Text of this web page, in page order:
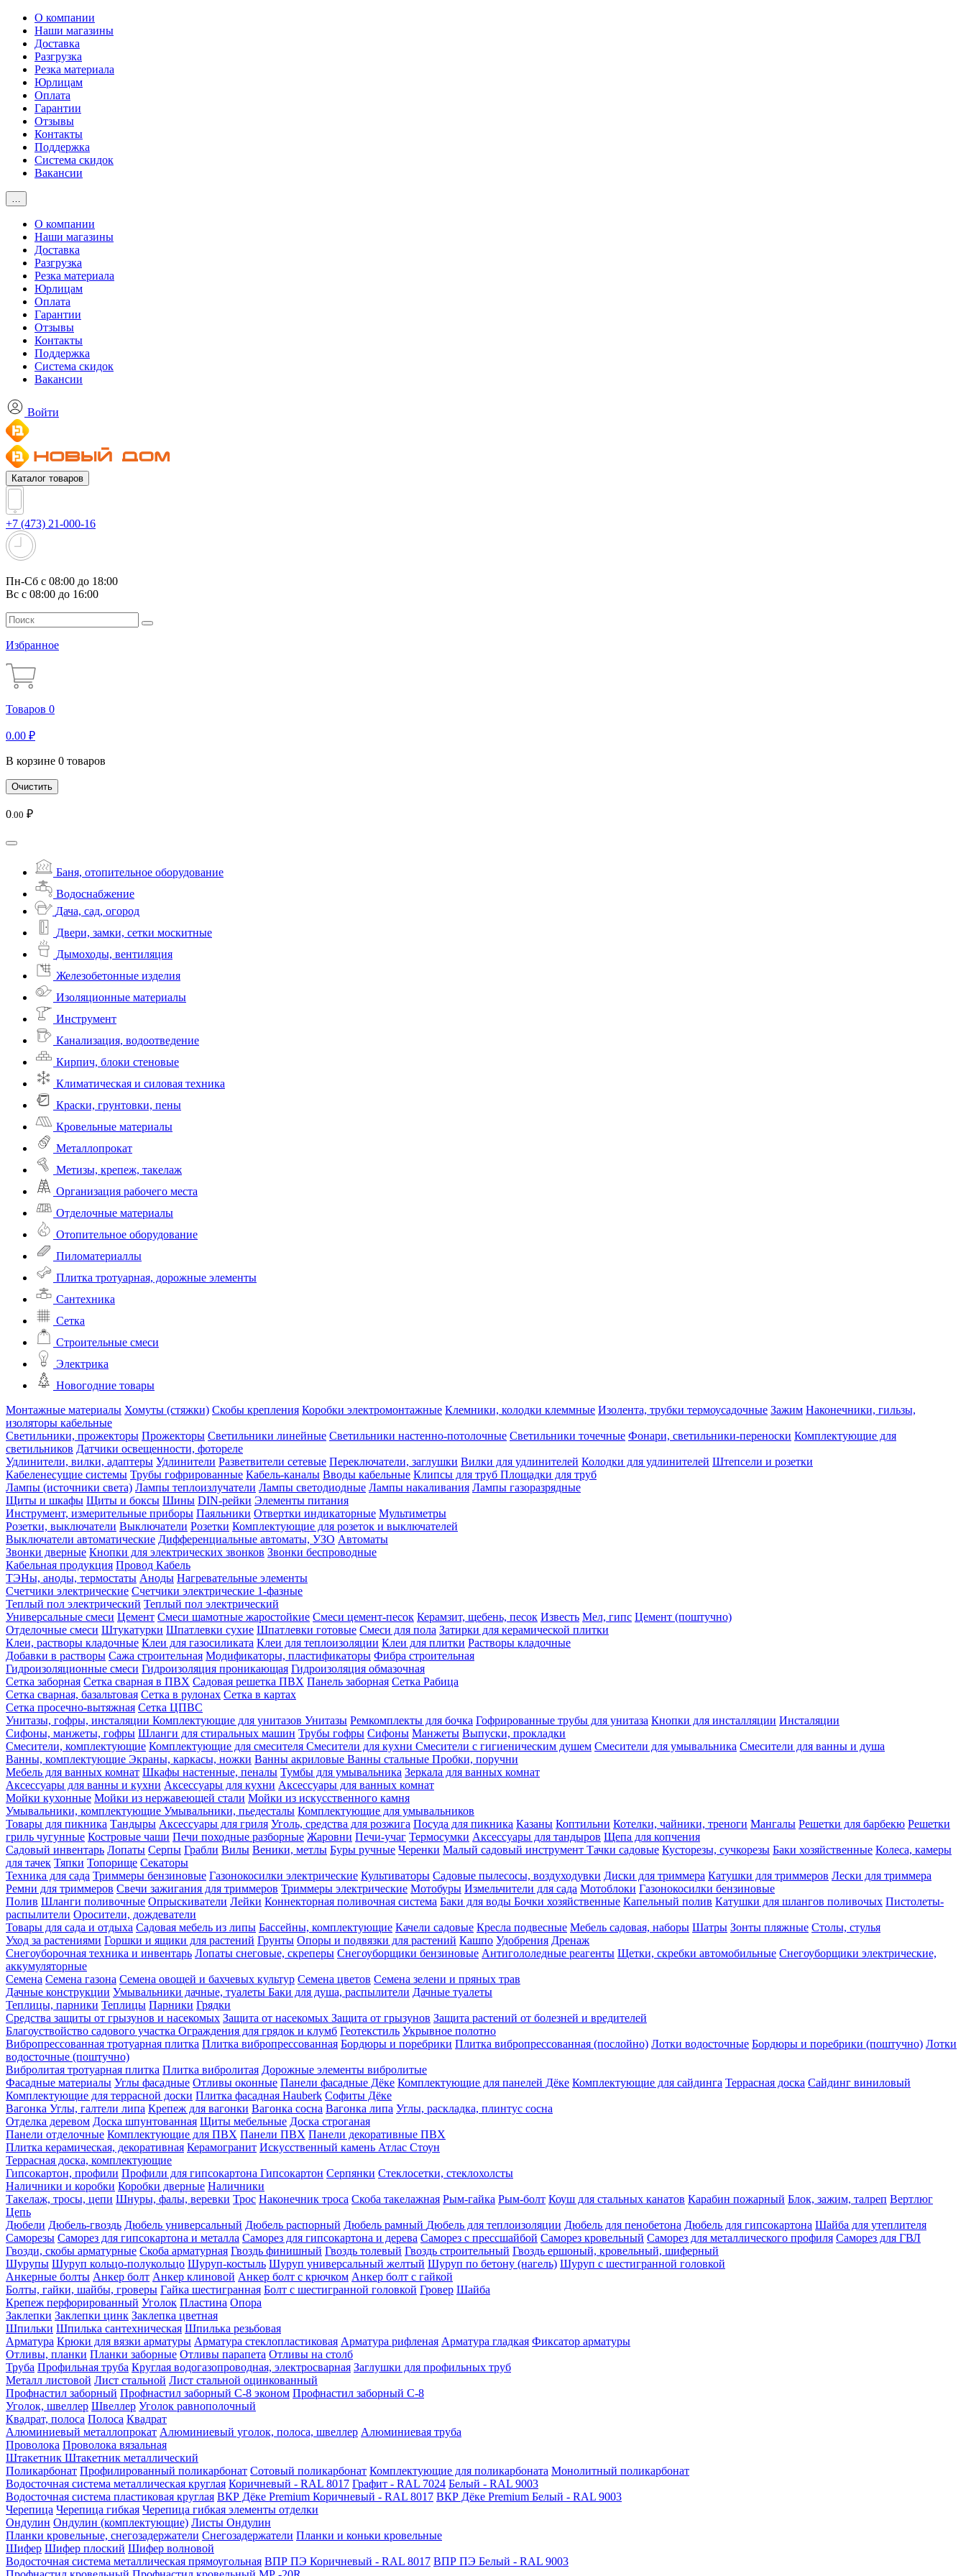
О компании
Наши магазины
Доставка
Разгрузка
Резка материала
Юрлицам
Оплата
Гарантии
Отзывы
Контакты
Поддержка
Система скидок
Вакансии
…
О компании
Наши магазины
Доставка
Разгрузка
Резка материала
Юрлицам
Оплата
Гарантии
Отзывы
Контакты
Поддержка
Система скидок
Вакансии
Войти
Каталог товаров
+7 (473) 21-000-16
Пн-Сб с 08:00 до 18:00
Вс с 08:00 до 16:00
Избранное
Товаров 0
0.00 ₽
В корзине 0 товаров
Очистить
0 .00 ₽
Баня, отопительное оборудование
Водоснабжение
Дача, сад, огород
Двери, замки, сетки москитные
Дымоходы, вентиляция
Железобетонные изделия
Изоляционные материалы
Инструмент
Канализация, водоотведение
Кирпич, блоки стеновые
Климатическая и силовая техника
Краски, грунтовки, пены
Кровельные материалы
Металлопрокат
Метизы, крепеж, такелаж
Организация рабочего места
Отделочные материалы
Отопительное оборудование
Пиломатериаллы
Плитка тротуарная, дорожные элементы
Сантехника
Сетка
Строительные смеси
Электрика
Новогодние товары
Монтажные материалы Хомуты (стяжки) Скобы крепления Коробки электромонтажные Клемники, колодки клеммные Изолента, трубки термоусадочные Зажим Наконечники, гильзы,
изоляторы кабельные
Светильники, прожекторы Прожекторы Светильники линейные Светильники настенно-потолочные Светильники точечные Фонари, светильники-переноски Комплектующие для
светильников Датчики освещенности, фотореле
Удлинители, вилки, адаптеры Удлинители Разветвители сетевые Переключатели, заглушки Вилки для удлинителей Колодки для удлинителей Штепсели и розетки
Кабеленесущие системы Трубы гофрированные Кабель-каналы Вводы кабельные Клипсы для труб Площадки для труб
Лампы (источники света) Лампы теплоизлучатели Лампы светодиодные Лампы накаливания Лампы газоразрядные
Щиты и шкафы Щиты и боксы Шины DIN-рейки Элементы питания
Инструмент, измерительные приборы Паяльники Отвертки индикаторные Мультиметры
Розетки, выключатели Выключатели Розетки Комплектующие для розеток и выключателей
Выключатели автоматические Дифференциальные автоматы, УЗО Автоматы
Звонки дверные Кнопки для электрических звонков Звонки беспроводные
Кабельная продукция Провод Кабель
ТЭНы, аноды, термостаты Аноды Нагревательные элементы
Счетчики электрические Счетчики электрические 1-фазные
Теплый пол электрический Теплый пол электрический
Универсальные смеси Цемент Смеси шамотные жаростойкие Смеси цемент-песок Керамзит, щебень, песок Известь Мел, гипс Цемент (поштучно)
Отделочные смеси Штукатурки Шпатлевки сухие Шпатлевки готовые Смеси для пола Затирки для керамической плитки
Клеи, растворы кладочные Клеи для газосиликата Клеи для теплоизоляции Клеи для плитки Растворы кладочные
Добавки в растворы Сажа строительная Модификаторы, пластификаторы Фибра строительная
Гидроизоляционные смеси Гидроизоляция проникающая Гидроизоляция обмазочная
Сетка заборная Сетка сварная в ПВХ Садовая решетка ПВХ Панель заборная Сетка Рабица
Сетка сварная, базальтовая Сетка в рулонах Сетка в картах
Сетка просечно-вытяжная Сетка ЦПВС
Унитазы, гофры, инсталяции Комплектующие для унитазов Унитазы Ремкомплекты для бочка Гофрированные трубы для унитаза Кнопки для инсталляции Инсталяции
Сифоны, манжеты, гофры Шланги для стиральных машин Трубы гофры Сифоны Манжеты Выпуски, прокладки
Смесители, комплектующие Комплектующие для смесителя Смесители для кухни Смесители с гигиеническим душем Смесители для умывальника Смесители для ванны и душа
Ванны, комплектующие Экраны, каркасы, ножки Ванны акриловые Ванны стальные Пробки, поручни
Мебель для ванных комнат Шкафы настенные, пеналы Тумбы для умывальника Зеркала для ванных комнат
Аксессуары для ванны и кухни Аксессуары для кухни Аксессуары для ванных комнат
Мойки кухонные Мойки из нержавеющей стали Мойки из искусственного камня
Умывальники, комплектующие Умывальники, пьедесталы Комплектующие для умывальников
Товары для пикника Тандыры Аксессуары для гриля Уголь, средства для розжига Посуда для пикника Казаны Коптильни Котелки, чайники, треноги Мангалы Решетки для барбекю Решетки
гриль чугунные Костровые чаши Печи походные разборные Жаровни Печи-учаг Термосумки Аксессуары для тандыров Щепа для копчения
Садовый инвентарь Лопаты Серпы Грабли Вилы Веники, метлы Буры ручные Черенки Малый садовый инструмент Тачки садовые Кусторезы, сучкорезы Баки хозяйственные Колеса, камеры
для тачек Тяпки Топорище Секаторы
Техника для сада Триммеры бензиновые Газонокосилки электрические Культиваторы Садовые пылесосы, воздуходувки Диски для триммера Катушки для триммеров Лески для триммера
Ремни для триммеров Свечи зажигания для триммеров Триммеры электрические Мотобуры Измельчители для сада Мотоблоки Газонокосилки бензиновые
Полив Шланги поливочные Опрыскиватели Лейки Коннекторная поливочная система Баки для воды Бочки хозяйственные Капельный полив Катушки для шлангов поливочых Пистолеты-
распылители Оросители, дождеватели
Товары для сада и отдыха Садовая мебель из липы Бассейны, комплектующие Качели садовые Кресла подвесные Мебель садовая, наборы Шатры Зонты пляжные Столы, стулья
Уход за растениями Горшки и ящики для растений Грунты Опоры и подвязки для растений Кашпо Удобрения Дренаж
Снегоуборочная техника и инвентарь Лопаты снеговые, скреперы Снегоуборщики бензиновые Антигололедные реагенты Щетки, скребки автомобильные Снегоуборщики электрические,
аккумуляторные
Семена Семена газона Семена овощей и бахчевых культур Семена цветов Семена зелени и пряных трав
Дачные конструкции Умывальники дачные, туалеты Баки для душа, распылители Дачные туалеты
Теплицы, парники Теплицы Парники Грядки
Средства защиты от грызунов и насекомых Защита от насекомых Защита от грызунов Защита растений от болезней и вредителей
Благоуствойство садового участка Ограждения для грядок и клумб Геотекстиль Укрывное полотно
Вибропрессованная тротуарная плитка Плитка вибропрессованная Бордюры и поребрики Плитка вибропрессованная (послойно) Лотки водосточные Бордюры и поребрики (поштучно) Лотки
водосточные (поштучно)
Вибролитая тротуарная плитка Плитка вибролитая Дорожные элементы вибролитые
Фасадные материалы Углы фасадные Отливы оконные Панели фасадные Дёке Комплектующие для панелей Дёке Комплектующие для сайдинга Террасная доска Сайдинг виниловый
Комплектующие для террасной доски Плитка фасадная Hauberk Софиты Дёке
Вагонка Углы, галтели липа Крепеж для вагонки Вагонка сосна Вагонка липа Углы, раскладка, плинтус сосна
Отделка деревом Доска шпунтованная Щиты мебельные Доска строганая
Панели отделочные Комплектующие для ПВХ Панели ПВХ Панели декоративные ПВХ
Плитка керамическая, декоративная Керамогранит Искусственный камень Атлас Стоун
Террасная доска, комплектующие
Гипсокартон, профили Профили для гипсокартона Гипсокартон Серпянки Стеклосетки, стеклохолсты
Наличники и коробки Коробки дверные Наличники
Такелаж, тросы, цепи Шнуры, фалы, веревки Трос Наконечник троса Скоба такелажная Рым-гайка Рым-болт Коуш для стальных канатов Карабин пожарный Блок, зажим, талреп Вертлюг
Цепь
Дюбели Дюбель-гвоздь Дюбель универсальный Дюбель распорный Дюбель рамный Дюбель для теплоизоляции Дюбель для пенобетона Дюбель для гипсокартона Шайба для утеплителя
Саморезы Саморез для гипсокартона и металла Саморез для гипсокартона и дерева Саморез с прессшайбой Саморез кровельный Саморез для металлического профиля Саморез для ГВЛ
Гвозди, скобы арматурные Скоба арматурная Гвоздь финишный Гвоздь толевый Гвоздь строительный Гвоздь ершоный, кровельный, шиферный
Шурупы Шуруп кольцо-полукольцо Шуруп-костыль Шуруп универсальный желтый Шуруп по бетону (нагель) Шуруп с шестигранной головкой
Анкерные болты Анкер болт Анкер клиновой Анкер болт с крючком Анкер болт с гайкой
Болты, гайки, шайбы, гроверы Гайка шестигранная Болт c шестигранной головкой Гровер Шайба
Крепеж перфорированный Уголок Пластина Опора
Заклепки Заклепки цинк Заклепка цветная
Шпильки Шпилька сантехническая Шпилька резьбовая
Арматура Крюки для вязки арматуры Арматура стеклопластиковая Арматура рифленая Арматура гладкая Фиксатор арматуры
Отливы, планки Планки заборные Отливы парапета Отливы на столб
Труба Профильная труба Круглая водогазопроводная, электросварная Заглушки для профильных труб
Металл листовой Лист стальной Лист стальной оцинкованный
Профнастил заборный Профнастил заборный С-8 эконом Профнастил заборный С-8
Уголок, швеллер Швеллер Уголок равнополочный
Квадрат, полоса Полоса Квадрат
Алюминиевый металлопрокат Алюминиевый уголок, полоса, швеллер Алюминиевая труба
Проволока Проволока вязальная
Штакетник Штакетник металлический
Поликарбонат Профилированный поликарбонат Сотовый поликарбонат Комплектующие для поликарбоната Монолитный поликарбонат
Водосточная система металлическая круглая Коричневый - RAL 8017 Графит - RAL 7024 Белый - RAL 9003
Водосточная система пластиковая круглая ВКР Дёке Premium Коричневый - RAL 8017 ВКР Дёке Premium Белый - RAL 9003
Черепица Черепица гибкая Черепица гибкая элементы отделки
Ондулин Ондулин (комплектующие) Листы Ондулин
Планки кровельные, снегозадержатели Снегозадержатели Планки и коньки кровельные
Шифер Шифер плоский Шифер волновой
Водосточная система металлическая прямоугольная ВПР ПЭ Коричневый - RAL 8017 ВПР ПЭ Белый - RAL 9003